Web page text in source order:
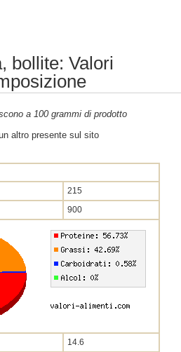
bollite: Valori
a 100 grammi di prodotto
altro presente sul sito
215
900
14.6